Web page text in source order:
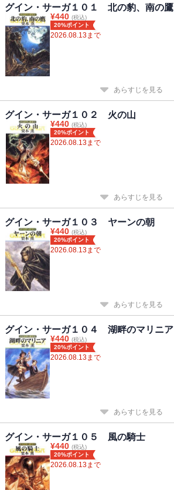
グイン・サーガ１０１ 北の豹、南の鷹
¥440 (税込)
20%ポイント
2026.08.13まで
あらすじを見る
グイン・サーガ１０２ 火の山
¥440 (税込)
20%ポイント
2026.08.13まで
あらすじを見る
グイン・サーガ１０３ ヤーンの朝
¥440 (税込)
20%ポイント
2026.08.13まで
あらすじを見る
グイン・サーガ１０４ 湖畔のマリニア
¥440 (税込)
20%ポイント
2026.08.13まで
あらすじを見る
グイン・サーガ１０５ 風の騎士
¥440 (税込)
20%ポイント
2026.08.13まで